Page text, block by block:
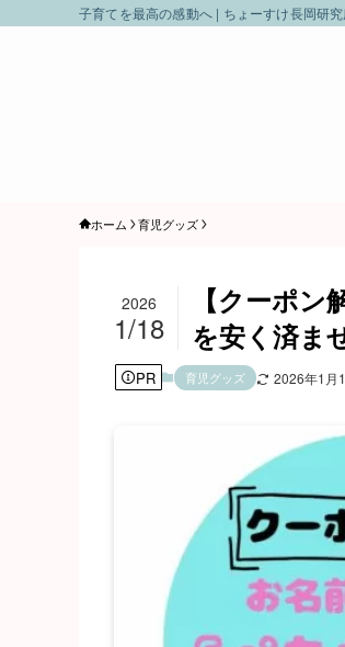
子育てを最高の感動へ | ちょーすけ長岡研
ホーム 育児グッズ
【クーポ
を安く済ま
2026
1/18
PR 育児グッズ 2026年1月